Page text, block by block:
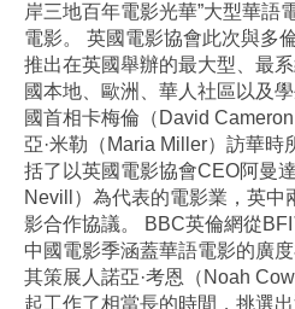
岸三地百年電影光華”大型華
電影。 英國電影協會此次與多
推出在英國舉辦的最大型、最
國本地、歐洲、華人社區以及
國首相卡梅倫（David
亞·米勒（Maria Miller）訪華時
括了以英國電影協會CEO阿曼
Nevill）為代表的電影業，英中
影合作協議。 BBC英倫網從
中國電影季涵蓋華語電影的廣
其策展人諾亞·考恩（Noah
起工作了相當長的時間，挑選